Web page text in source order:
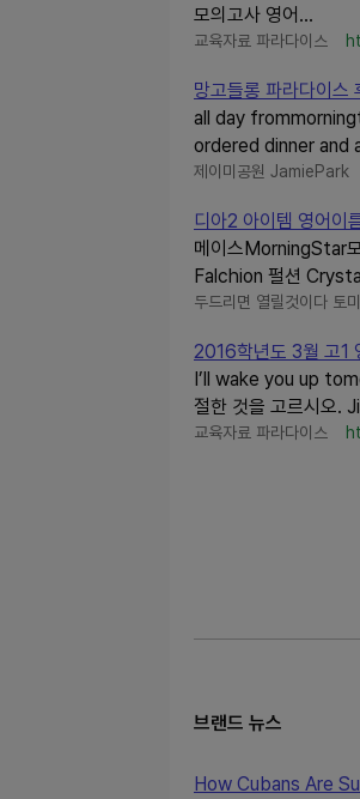
모의고사 영어...
교육자료 파라다이스
망고들롱 파라다이
all day
ordered dinner and
제이미공원 JamiePark
디아2 아이템 영어이
메이스MorningStar
Falchion 펄션
두드리면 열릴것이다 토
2016학년도 3월 고1
I’ll wake you up
절한 것을 고르시오.
교육자료 파라다이스
브랜드 뉴스
How Cubans Are